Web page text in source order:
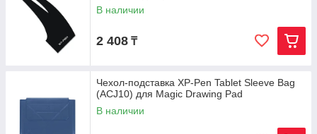
В наличии
2 408 ₸
Чехол-подставка XP-Pen Tablet Sleeve Bag
(ACJ10) для Magic Drawing Pad
В наличии